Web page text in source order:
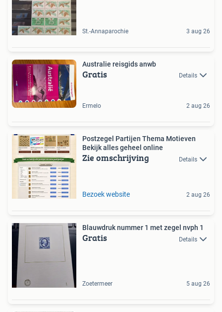
St.-Annaparochie 3 aug 26
Australie reisgids anwb
Gratis Details
Ermelo 2 aug 26
Postzegel Partijen Thema Motieven
Bekijk alles geheel online
Zie omschrijving Details
Bezoek website 2 aug 26
Blauwdruk nummer 1 met zegel nvph 1
Gratis Details
Zoetermeer 5 aug 26